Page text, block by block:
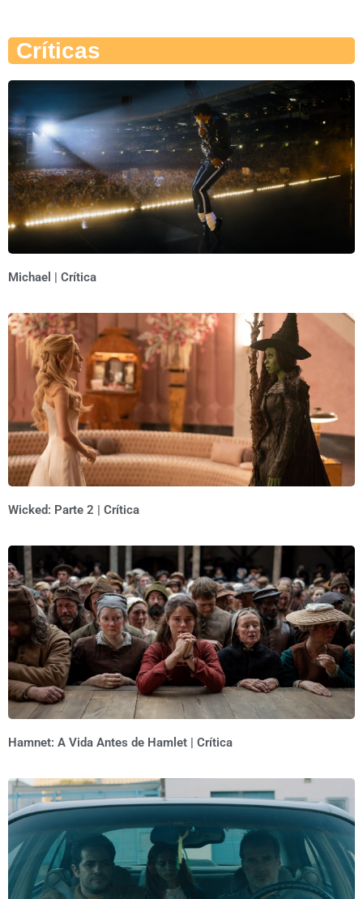
Críticas
Michael | Crítica
Wicked: Parte 2 | Crítica
Hamnet: A Vida Antes de Hamlet | Crítica